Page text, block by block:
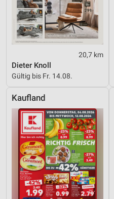
20,7 km
Dieter Knoll
Gültig bis Fr. 14.08.
Kaufland